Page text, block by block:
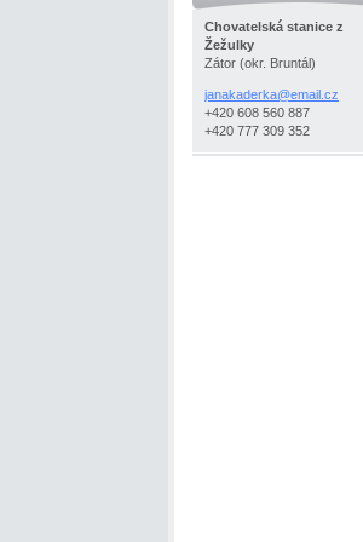
Chovatelská stanice z
Žežulky
Zátor (okr. Bruntál)
janakaderka@email.cz
+420 608 560 887
+420 777 309 352